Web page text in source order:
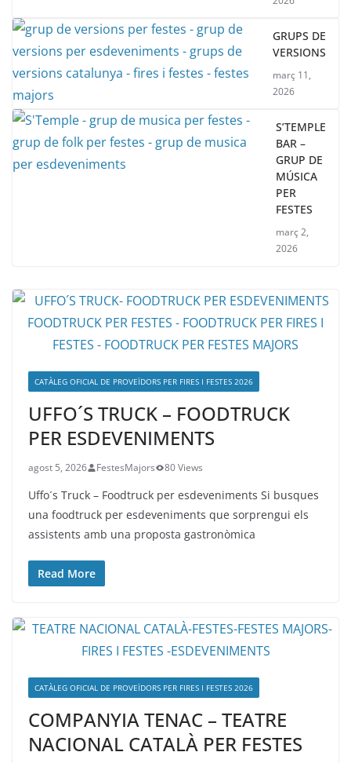
GRUPS DE
VERSIONS
març 11,
2026
S’TEMPLE
BAR –
GRUP DE
MÚSICA
PER
FESTES
març 2,
2026
CATÀLEG OFICIAL DE PROVEÏDORS PER FIRES I FESTES 2026
UFFO´S TRUCK – FOODTRUCK
PER ESDEVENIMENTS
agost 5, 2026 FestesMajors 80 Views
Uffo´s Truck – Foodtruck per esdeveniments Si busques
una foodtruck per esdeveniments que sorprengui els
assistents amb una proposta gastronòmica
Read More
CATÀLEG OFICIAL DE PROVEÏDORS PER FIRES I FESTES 2026
COMPANYIA TENAC – TEATRE
NACIONAL CATALÀ PER FESTES